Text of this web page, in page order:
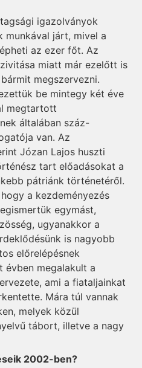
igazolványok
munkával járt, mivel a
az ezer főt. Az
miatt már ezelőtt is
megszervezni.
be mintegy két éve
megtartott
általában száz-
van. Az
Józan Lajos huszti
tart előadásokat a
pátriánk történetéről.
a kezdeményezés
egymást,
ugyanakkor a
is nagyobb
előrelépésnek
évben megalakult a
ami a fiataljainkat
Mára túl vannak
melyek közül
tábort, illetve a nagy
2002-ben?